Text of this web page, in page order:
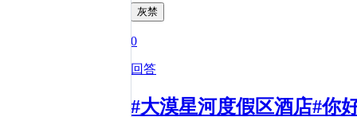
灰禁
0
回答
#大漠星河度假区酒店#你